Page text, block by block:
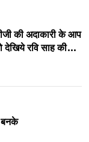
की अदाकारी के आप
देखिये रवि साह की
बनके